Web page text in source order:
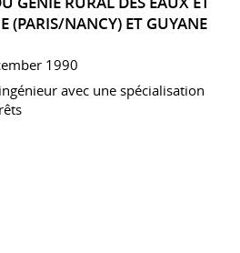
(PARIS/NANCY) ET GUYANE
1990
avec une spécialisation